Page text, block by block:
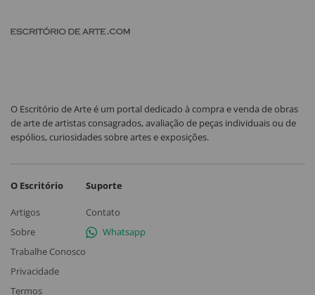
O Escritório de Arte é um portal dedicado à compra e venda de obras
de arte de artistas consagrados, avaliação de peças individuais ou de
espólios, curiosidades sobre artes e exposições.
O Escritório
Artigos
Sobre
Trabalhe Conosco
Privacidade
Termos
Suporte
Contato
Whatsapp